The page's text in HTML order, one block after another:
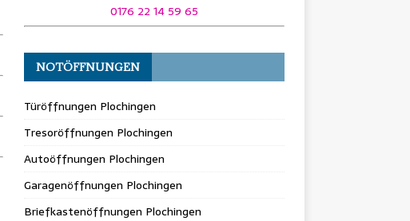
0176 22 14 59 65
NOTÖFFNUNGEN
Türöffnungen Plochingen
Tresoröffnungen Plochingen
Autoöffnungen Plochingen
Garagenöffnungen Plochingen
Briefkastenöffnungen Plochingen